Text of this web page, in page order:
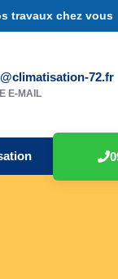
travaux chez vous
72.fr
E-MAIL